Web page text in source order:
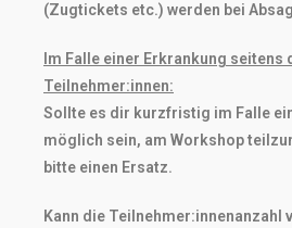
(Zugtickets etc.) werden bei
Im Falle einer Erkrankung seitens
Teilnehmer:innen:
Sollte es dir kurzfristig im Falle
möglich sein, am Workshop
bitte einen Ersatz.
Kann die Teilnehmer:innenanzahl